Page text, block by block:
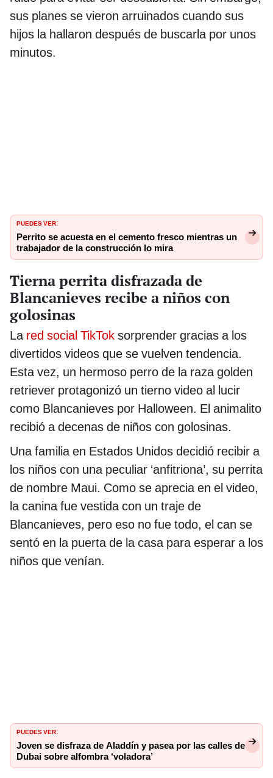
sus planes se vieron arruinados cuando sus
hijos la hallaron después de buscarla por unos
minutos.
PUEDES VER:
Perrito se acuesta en el cemento fresco mientras un
trabajador de la construcción lo mira
Tierna perrita disfrazada de
Blancanieves recibe a niños con
golosinas
Lared social TikTok sorprender gracias a los
divertidos videos que se vuelven tendencia.
Esta vez, un hermoso perro de la raza golden
retriever protagonizó un tierno video al lucir
como Blancanieves por Halloween. El animalito
recibió a decenas de niños con golosinas.
Una familia en Estados Unidos decidió recibir a
los niños con una peculiar ‘anfitriona’, su perrita
de nombre Maui. Como se aprecia en el video,
la canina fue vestida con un traje de
Blancanieves, pero eso no fue todo, el can se
sentó en la puerta de la casa para esperar a los
niños que venían.
PUEDES VER:
Joven se disfraza de Aladdín y pasea por las calles de
Dubai sobre alfombra ‘voladora’